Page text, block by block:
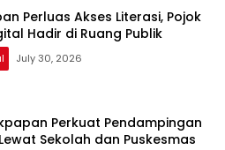
Perluas Akses Literasi, Pojok
Hadir di Ruang Publik
July 30, 2026
Perkuat Pendampingan
Sekolah dan Puskesmas